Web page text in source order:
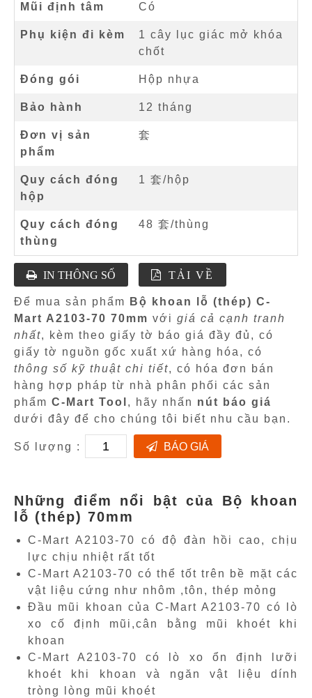
Mũi định tâm Có
Phụ kiện đi kèm
1 cây lục giác mở khóa
chốt
Đóng gói Hộp nhựa
Bảo hành 12 tháng
Đơn vị sản
phẩm
套
Quy cách đóng
hộp
1 套/hộp
Quy cách đóng
thùng
48 套/thùng
IN THÔNG SỐ TẢI VỀ
Để mua sản phẩm
Bộ khoan lỗ (thép) C-
Mart A2103-70 70mm với giá cả cạnh tranh
nhất, kèm theo giấy tờ báo giá đầy đủ, có
giấy tờ nguồn gốc xuất xứ hàng hóa, có
thông số kỹ thuật chi tiết, có hóa đơn bán
hàng hợp pháp từ nhà phân phối các sản
phẩm C-Mart Tool , hãy nhấn nút báo giá
dưới đây để cho chúng tôi biết nhu cầu bạn.
Số lượng : BÁO GIÁ
Những điểm nổi bật của Bộ khoan
lỗ (thép) 70mm
C-Mart A2103-70 có độ đàn hồi cao, chịu
lực chịu nhiệt rất tốt
C-Mart A2103-70 có thể tốt trên bề mặt các
vật liệu cứng như nhôm ,tôn, thép mỏng
Đầu mũi khoan của C-Mart A2103-70 có lò
xo cố định mũi,cân bằng mũi khoét khi
khoan
C-Mart A2103-70 có lò xo ổn định lưỡi
khoét khi khoan và ngăn vật liệu dính
tròng lòng mũi khoét